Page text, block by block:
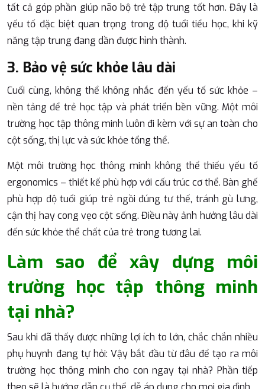
tất cả góp phần giúp não bộ trẻ tập trung tốt hơn. Đây là
yếu tố đặc biệt quan trọng trong độ tuổi tiểu học, khi kỹ
năng tập trung đang dần được hình thành.
3. Bảo vệ sức khỏe lâu dài
Cuối cùng, không thể không nhắc đến yếu tố sức khỏe –
nền tảng để trẻ học tập và phát triển bền vững. Một môi
trường học tập thông minh luôn đi kèm với sự an toàn cho
cột sống, thị lực và sức khỏe tổng thể.
Một môi trường học thông minh không thể thiếu yếu tố
ergonomics – thiết kế phù hợp với cấu trúc cơ thể. Bàn ghế
phù hợp độ tuổi giúp trẻ ngồi đúng tư thế, tránh gù lưng,
cận thị hay cong vẹo cột sống. Điều này ảnh hưởng lâu dài
đến sức khỏe thể chất của trẻ trong tương lai.
Làm sao để xây dựng môi
trường học tập thông minh
tại nhà?
Sau khi đã thấy được những lợi ích to lớn, chắc chắn nhiều
phụ huynh đang tự hỏi: Vậy bắt đầu từ đâu để tạo ra môi
trường học thông minh cho con ngay tại nhà? Phần tiếp